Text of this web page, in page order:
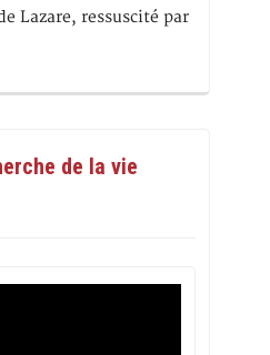
Lazare, ressuscité par
de la vie